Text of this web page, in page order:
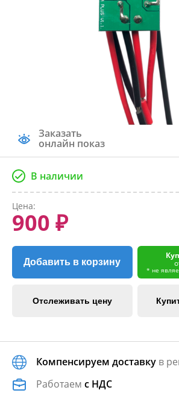
Заказать
онлайн показ
В наличии
Цена:
900 ₽
Добавить в корзину
* не
Отслеживать цену
Компенсируем доставку в
Работаем с НДС